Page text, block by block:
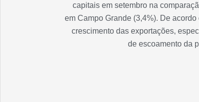
capitais em setembro na
em Campo Grande (3,4%). De
crescimento das exportações,
de escoamento da